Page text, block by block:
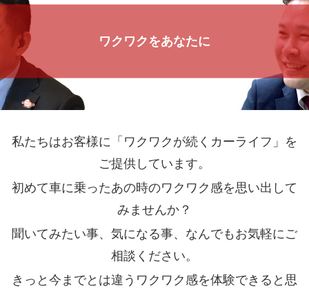
ワクワクをあなたに
私たちはお客様に「ワクワクが続くカーライフ」を
ご提供しています。
初めて車に乗ったあの時のワクワク感を思い出して
みませんか？
聞いてみたい事、気になる事、なんでもお気軽にご
相談ください。
きっと今までとは違うワクワク感を体験できると思